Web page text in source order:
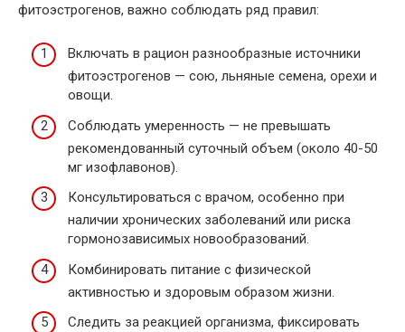
фитоэстрогенов, важно соблюдать ряд правил:
Включать в рацион разнообразные источники
фитоэстрогенов — сою, льняные семена, орехи и
овощи.
Соблюдать умеренность — не превышать
рекомендованный суточный объем (около 40-50
мг изофлавонов).
Консультироваться с врачом, особенно при
наличии хронических заболеваний или риска
гормонозависимых новообразований.
Комбинировать питание с физической
активностью и здоровым образом жизни.
Следить за реакцией организма, фиксировать